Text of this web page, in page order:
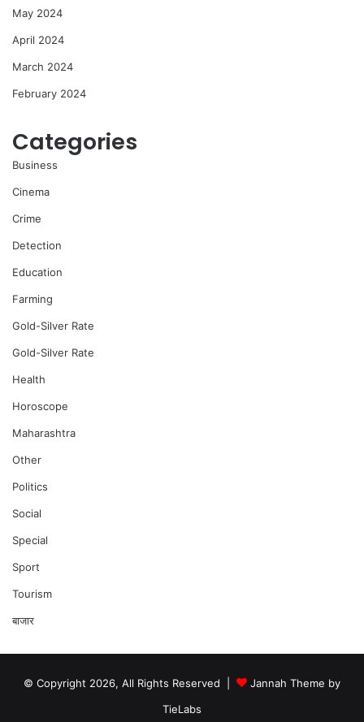
May 2024
April 2024
March 2024
February 2024
Categories
Business
Cinema
Crime
Detection
Education
Farming
Gold-Silver Rate
Gold-Silver Rate
Health
Horoscope
Maharashtra
Other
Politics
Social
Special
Sport
Tourism
बाजार
© Copyright 2026, All Rights Reserved |
Jannah Theme by
TieLabs